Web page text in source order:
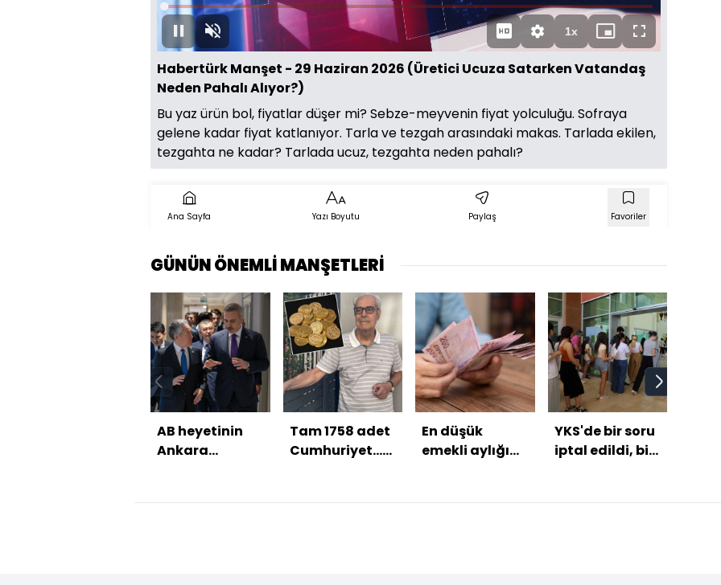
Oynat Sesi
Aç
Süre
Yüklendi:
0.25%
1xOynatma
Hızı
Mini
oynatıcı
Tam
Ekran
Habertürk Manşet - 29 Haziran 2026 (Üretici Ucuza Satarken Vatandaş
Neden Pahalı Alıyor?)
Bu yaz ürün bol, fiyatlar düşer mi? Sebze-meyvenin fiyat yolculuğu. Sofraya
gelene kadar fiyat katlanıyor. Tarla ve tezgah arasındaki makas. Tarlada ekilen,
tezgahta ne kadar? Tarlada ucuz, tezgahta neden pahalı?
Ana Sayfa Yazı Boyutu Paylaş Favoriler
GÜNÜN ÖNEMLİ MANŞETLERİ
AB heyetinin
Ankara
Tam 1758 adet
Cumhuriyet...
tecrübesini
En düşük
emekli aylığı
YKS'de bir soru
iptal edildi, bir